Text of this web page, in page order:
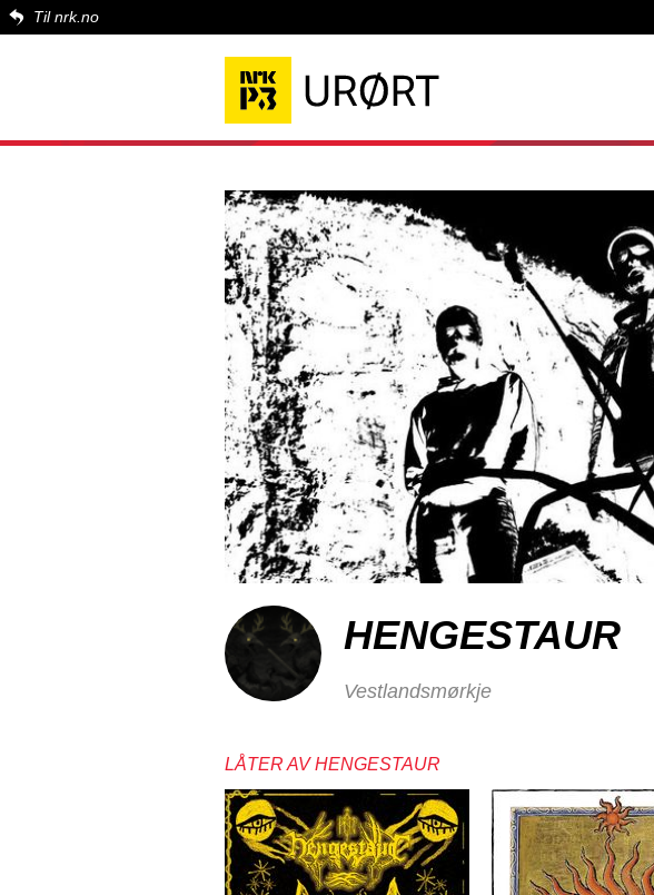
Til nrk.no
HENGESTAUR
Vestlandsmørkje
LÅTER AV HENGESTAUR